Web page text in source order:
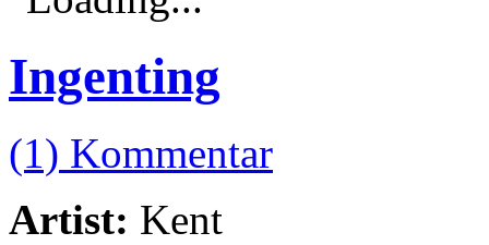
Ingenting
(1) Kommentar
Artist: Kent